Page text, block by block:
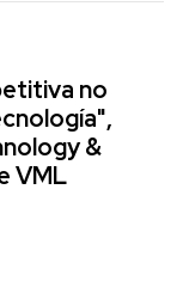
no
&
VML